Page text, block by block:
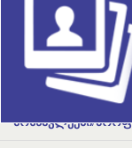
პროფესიული
სახელმძღვანელო
მოსწავლეები/